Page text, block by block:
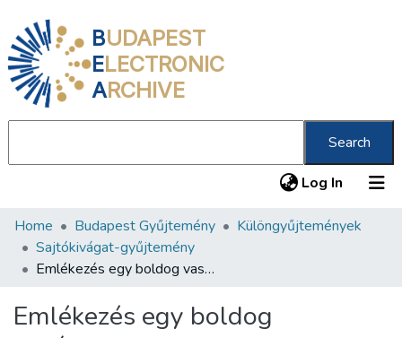
BUDAPEST
ELECTRONIC
ARCHIVE
Search
Log In (current)
Communities & Collections
All of DSpace
Home Budapest Gyűjtemény
Különgyűjtemények
Sajtókivágat-gyűjtemény
Emlékezés egy boldog vasárnapra…
Emlékezés egy boldog